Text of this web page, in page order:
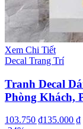
Xem Chi Tiết
Decal Trang Trí
Tranh Decal
Phòng Khách,
103.750 ₫135.000 ₫